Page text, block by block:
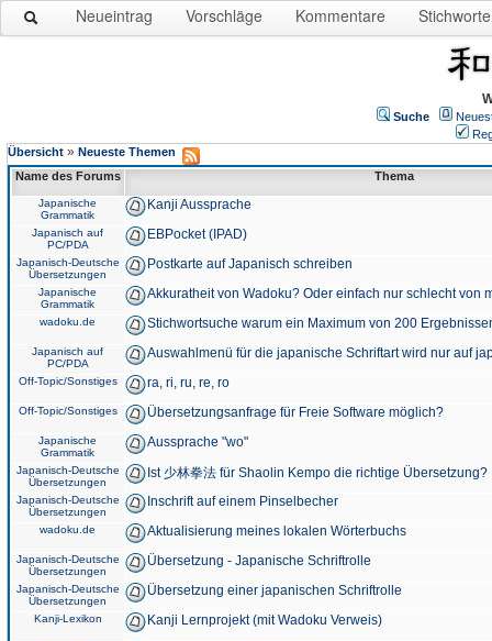
Neueintrag Vorschläge Kommentare Stichworte
Suche
Übersicht » Neueste Themen
Name des Forums
Thema
Japanische
Grammatik
Kanji Aussprache
Japanisch auf
PC/PDA
EBPocket (IPAD)
Japanisch-Deutsche
Übersetzungen
Postkarte auf Japanisch schreiben
Japanische
Grammatik
Akkuratheit von Wadoku? Oder einfach nur schlecht von
wadoku.de Stichwortsuche warum ein Maximum von 200
Japanisch auf
PC/PDA
Auswahlmenü für die japanische Schriftart wird nur auf
Off-Topic/Sonstiges ra, ri, ru, re, ro
Off-Topic/Sonstiges Übersetzungsanfrage für Freie Software möglich?
Japanische
Grammatik
Aussprache "wo"
Japanisch-Deutsche
Übersetzungen
Ist 少林拳法 für Shaolin Kempo die richtige Übersetzung?
Japanisch-Deutsche
Übersetzungen
Inschrift auf einem Pinselbecher
wadoku.de Aktualisierung meines lokalen Wörterbuchs
Japanisch-Deutsche
Übersetzungen
Übersetzung - Japanische Schriftrolle
Japanisch-Deutsche
Übersetzungen
Übersetzung einer japanischen Schriftrolle
Kanji-Lexikon Kanji Lernprojekt (mit Wadoku Verweis)